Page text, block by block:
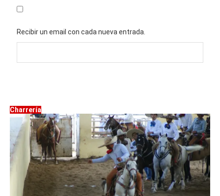
Recibir un email con cada nueva entrada.
Charrería